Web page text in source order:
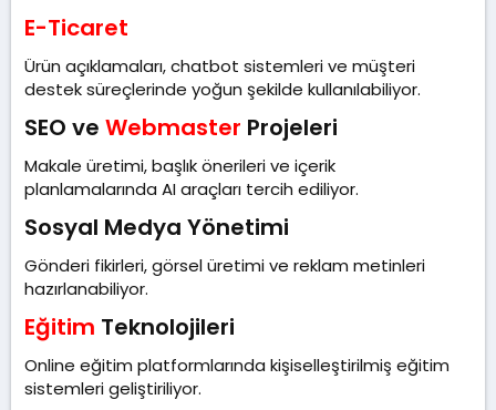
E-Ticaret
Ürün açıklamaları, chatbot sistemleri ve müşteri
destek süreçlerinde yoğun şekilde kullanılabiliyor.
SEO ve Webmaster Projeleri​
Makale üretimi, başlık önerileri ve içerik
planlamalarında AI araçları tercih ediliyor.
Sosyal Medya Yönetimi​
Gönderi fikirleri, görsel üretimi ve reklam metinleri
hazırlanabiliyor.
Eğitim Teknolojileri​
Online eğitim platformlarında kişiselleştirilmiş eğitim
sistemleri geliştiriliyor.